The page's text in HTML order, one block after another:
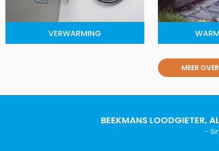
VERWARMING
MEER
BEEKMANS LOODGIETER,
-